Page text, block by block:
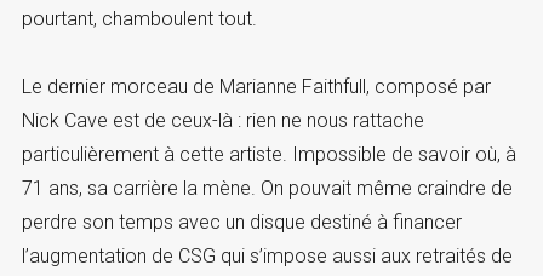
pourtant, chamboulent tout.
Le dernier morceau de Marianne Faithfull, composé par
Nick Cave est de ceux-là : rien ne nous rattache
particulièrement à cette artiste. Impossible de savoir où, à
71 ans, sa carrière la mène. On pouvait même craindre de
perdre son temps avec un disque destiné à financer
l’augmentation de CSG qui s’impose aussi aux retraités de